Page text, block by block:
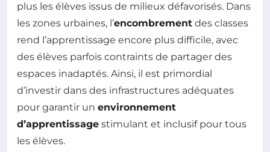
plus les élèves issus de milieux défavorisés. Dans
les zones urbaines, l’encombrement des classes
rend l’apprentissage encore plus difficile, avec
des élèves parfois contraints de partager des
espaces inadaptés. Ainsi, il est primordial
d’investir dans des infrastructures adéquates
pour garantir un environnement
d’apprentissage stimulant et inclusif pour tous
les élèves.